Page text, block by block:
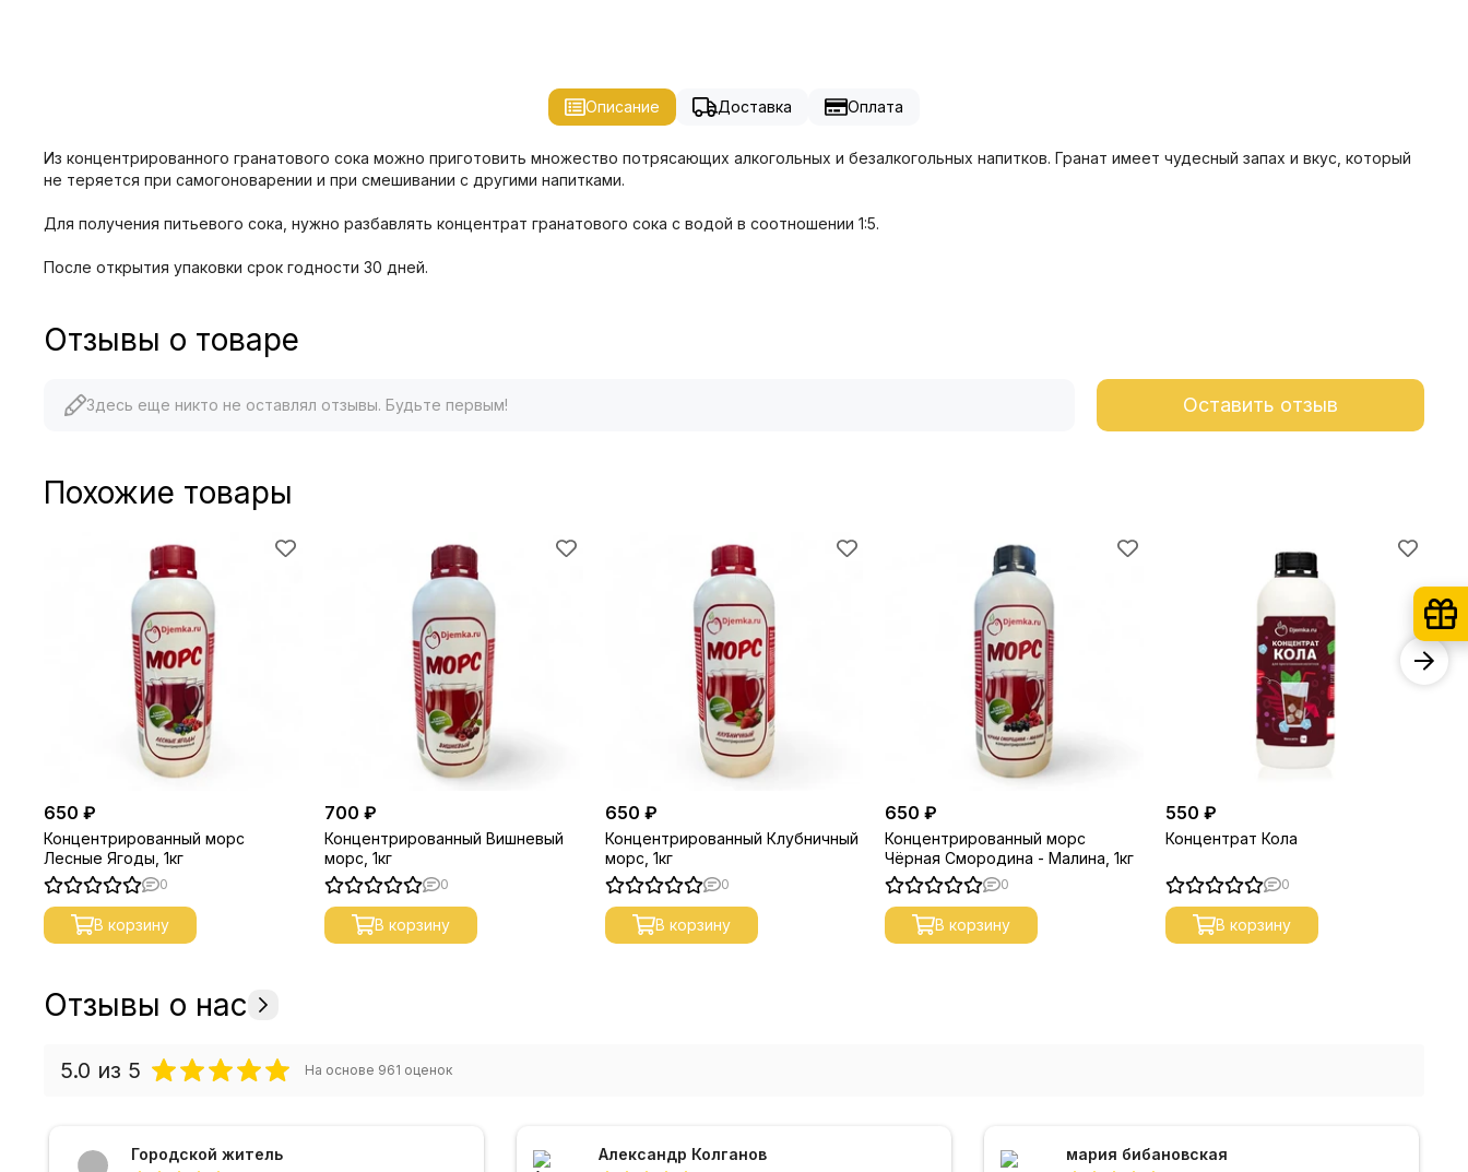
Описание Доставка Оплата
Из концентрированного гранатового сока можно приготовить множество потрясающих алкогольных и безалкогольных напитков. Гранат имеет чудесный запах и вкус, который
не теряется при самогоноварении и при смешивании с другими напитками.
Для получения питьевого сока, нужно разбавлять концентрат гранатового сока с водой в соотношении 1:5.
После открытия упаковки срок годности 30 дней.
Отзывы о товаре
Здесь еще никто не оставлял отзывы. Будьте первым! Оставить отзыв
Похожие товары
650 ₽
Концентрированный морс
Лесные Ягоды, 1кг
0
В корзину
700 ₽
Концентрированный Вишневый
морс, 1кг
0
В корзину
650 ₽
Концентрированный Клубничный
морс, 1кг
0
В корзину
650 ₽
Концентрированный морс
Чёрная Смородина - Малина, 1кг
0
В корзину
550 ₽
Концентрат Кола
0
В корзину
Отзывы о нас
5.0 из 5 На основе 961 оценок
Городской житель Александр Колганов мария бибановская